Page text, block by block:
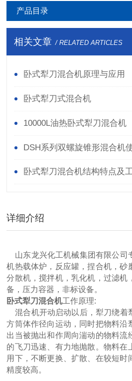
产品目录
相关文章 / RELATED ARTICLES
卧式犁刀混合机原理与应用
卧式犁刀式混合机
10000L油热卧式犁刀混合机
DSH系列双螺旋锥形混合机
卧式犁刀混合机结构特点及
详细介绍
山东龙兴化工机械集团有限公司
机热载体炉，反应罐，捏合机，砂
分散机，搅拌机，乳化机，过滤机
备，压力容器，非标设备。
卧式犁刀混合机工作原理:
混合机开动启动以后，犁刀绕着
方筒体作径向运动，同时把物料沿
出当被抛出和作周向湍动的物料流
的飞刀迅速、有力地抛散。物料在
用下，不断更换、扩散、在较短时
精度较高。